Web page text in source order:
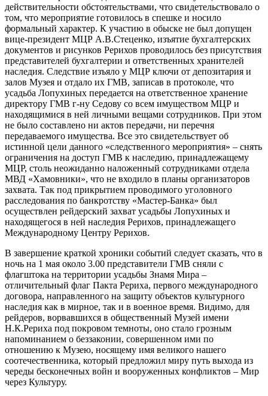
действительности обстоятельствами, что свидетельствовало о
том, что мероприятие готовилось в спешке и носило
формальный характер. К участию в обыске не был допущен
вице-президент МЦР А.В.Стеценко, изъятие бухгалтерских
документов и рисунков Рерихов проводилось без присутствия
представителей бухгалтерии и ответственных хранителей
наследия. Следствие изъяло у МЦР ключи от депозитария и
залов Музея и отдало их ГМВ, записав в протоколе, что
усадьба Лопухиных передается на ответственное хранение
директору ГМВ г-ну Седову со всем имуществом МЦР и
находящимися в ней личными вещами сотрудников. При этом
не было составлено ни актов передачи, ни перечня
передаваемого имущества. Все это свидетельствует об
истинной цели данного «следственного мероприятия» – снять
ограничения на доступ ГМВ к наследию, принадлежащему
МЦР, столь неожиданно наложенный сотрудниками отдела
МВД «Хамовники», что не входило в планы организаторов
захвата. Так под прикрытием проводимого уголовного
расследования по банкротству «Мастер-Банка» был
осуществлен рейдерский захват усадьбы Лопухиных и
находящегося в ней наследия Рерихов, принадлежащего
Международному Центру Рерихов.
В завершение краткой хроники событий следует сказать, что в
ночь на 1 мая около 3.00 представители ГМВ сняли с
флагштока на территории усадьбы Знамя Мира –
отличительный флаг Пакта Рериха, первого международного
договора, направленного на защиту объектов культурного
наследия как в мирное, так и в военное время. Видимо, для
рейдеров, ворвавшихся в общественный Музей имени
Н.К.Рериха под покровом темноты, оно стало грозным
напоминанием о беззаконии, совершенном ими по
отношению к Музею, носящему имя великого нашего
соотечественника, который предложил миру путь выхода из
череды бесконечных войн и вооруженных конфликтов – Мир
через Культуру.